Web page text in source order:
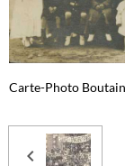
Carte-Photo